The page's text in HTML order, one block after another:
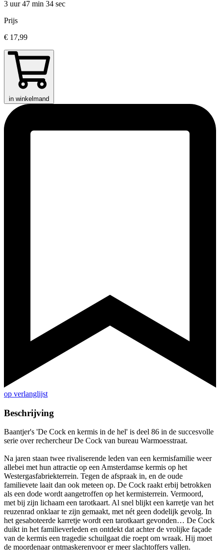
3 uur 47 min 34 sec
Prijs
€ 17,99
in winkelmand
op verlanglijst
Beschrijving
Baantjer's 'De Cock en kermis in de hel' is deel 86 in de succesvolle
serie over rechercheur De Cock van bureau Warmoesstraat.
Na jaren staan twee rivaliserende leden van een kermisfamilie weer
allebei met hun attractie op een Amsterdamse kermis op het
Westergasfabriekterrein. Tegen de afspraak in, en de oude
familievete laait dan ook meteen op. De Cock raakt erbij betrokken
als een dode wordt aangetroffen op het kermisterrein. Vermoord,
met bij zijn lichaam een tarotkaart. Al snel blijkt een karretje van het
reuzenrad onklaar te zijn gemaakt, met nét geen dodelijk gevolg. In
het gesaboteerde karretje wordt een tarotkaart gevonden… De Cock
duikt in het familieverleden en ontdekt dat achter de vrolijke façade
van de kermis een tragedie schuilgaat die roept om wraak. Hij moet
de moordenaar ontmaskerenvoor er meer slachtoffers vallen.